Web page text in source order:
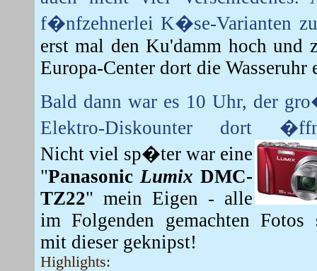
f�nfzehnerlei K�se-Varianten
erst mal den Ku'damm hoch und
Europa-Center dort die Wasseruhr
Bald dann war es 10 Uhr, der
Elektro-Diskounter dort
Nicht viel sp�ter war eine
"PanasonicLumix DMC-
TZ22" mein Eigen - alle
im Folgenden gemachten Fotos
mit dieser geknipst!
Highlights: